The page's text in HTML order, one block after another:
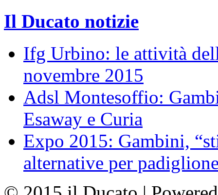
Il Ducato notizie
Ifg Urbino: le attività
novembre 2015
Adsl Montesoffio:
Esaway e Curia
Expo 2015: Gambini,
alternative per